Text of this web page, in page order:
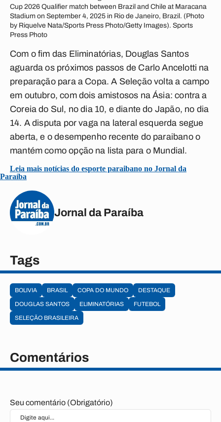
Cup 2026 Qualifier match between Brazil and Chile at Maracana
Stadium on September 4, 2025 in Rio de Janeiro, Brazil. (Photo
by Riquelve Nata/Sports Press Photo/Getty Images). Sports
Press Photo
Com o fim das Eliminatórias, Douglas Santos
aguarda os próximos passos de Carlo Ancelotti na
preparação para a Copa. A Seleção volta a campo
em outubro, com dois amistosos na Ásia: contra a
Coreia do Sul, no dia 10, e diante do Japão, no dia
14. A disputa por vaga na lateral esquerda segue
aberta, e o desempenho recente do paraibano o
mantém como opção na lista para o Mundial.
Leia mais notícias do esporte paraibano no Jornal da
Paraíba
Jornal da Paraíba
Tags
BOLIVIA BRASIL COPA DO MUNDO
DESTAQUE
DOUGLAS SANTOS
ELIMINATÓRIAS
FUTEBOL
SELEÇÃO BRASILEIRA
Comentários
Seu comentário (Obrigatório)